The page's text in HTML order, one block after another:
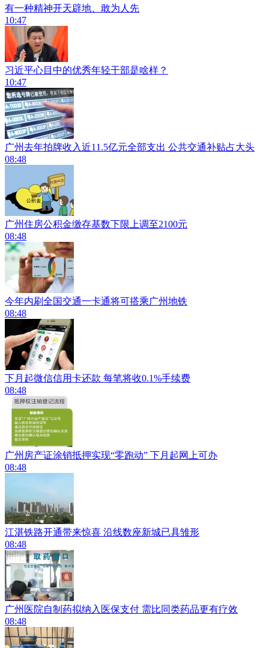
有一种精神开天辟地、敢为人先
10:47
习近平心目中的优秀年轻干部是啥样？
10:47
广州去年拍牌收入近11.5亿元全部支出 公共交通补贴占大头
08:48
广州住房公积金缴存基数下限上调至2100元
08:48
今年内刷全国交通一卡通将可搭乘广州地铁
08:48
下月起微信信用卡还款 每笔将收0.1%手续费
08:48
广州房产证涂销抵押实现“零跑动” 下月起网上可办
08:48
江湛铁路开通带来惊喜 沿线数座新城已具雏形
08:48
广州医院自制药拟纳入医保支付 需比同类药品更有疗效
08:48